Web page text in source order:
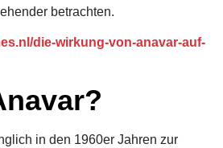
betrachten.
die-wirkung-von-anavar-auf-
in den 1960er Jahren zur